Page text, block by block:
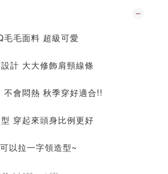
毛毛面料 超級可愛
計 大大修飾肩頸線條
不會悶熱 秋季穿好適合!!
穿起來頭身比例更好
以拉一字領造型~